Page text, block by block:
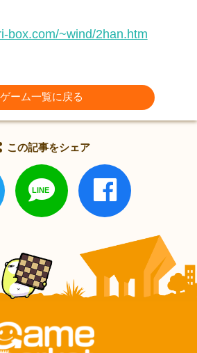
box.com/~wind/2han.htm
ゲーム一覧に戻る
この記事をシェア